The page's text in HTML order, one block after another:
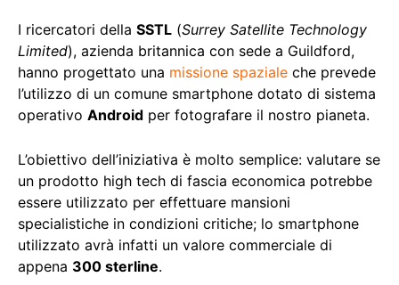
I ricercatori della SSTL (Surrey Satellite Technology
Limited), azienda britannica con sede a Guildford,
hanno progettato una missione spaziale che prevede
l’utilizzo di un comune smartphone dotato di sistema
operativo Android per fotografare il nostro pianeta.
L’obiettivo dell’iniziativa è molto semplice: valutare se
un prodotto high tech di fascia economica potrebbe
essere utilizzato per effettuare mansioni
specialistiche in condizioni critiche; lo smartphone
utilizzato avrà infatti un valore commerciale di
appena 300 sterline.